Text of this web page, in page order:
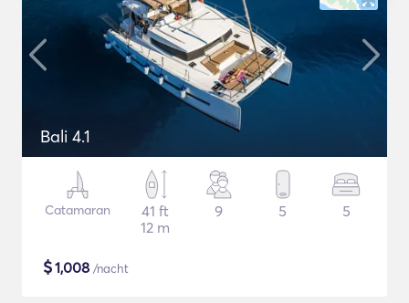
Bali 4.1
Catamaran
41 ft
12 m
9 5 5
$1,008 /nacht